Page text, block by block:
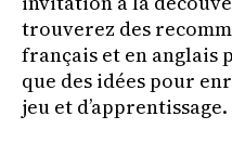
trouverez des
français et en anglais
que des idées pour
jeu et d’apprentissage.